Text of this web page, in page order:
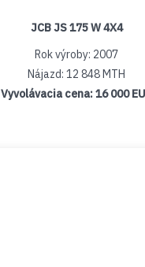
JCB JS 175 W 4X4
Rok výroby: 2007
Nájazd: 12 848 MTH
Vyvolávacia cena:16 000